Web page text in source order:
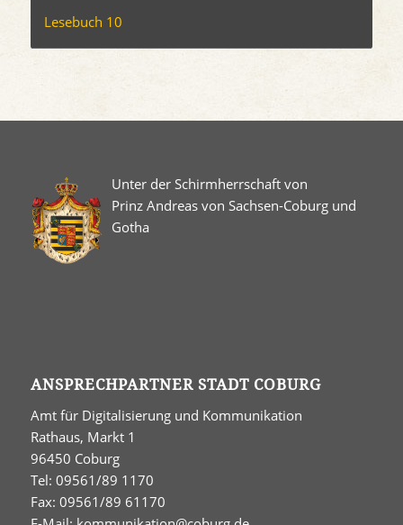
Lesebuch 10
Unter der Schirmherrschaft von
Prinz Andreas von Sachsen-Coburg und
Gotha
ANSPRECHPARTNER STADT COBURG
Amt für Digitalisierung und Kommunikation
Rathaus, Markt 1
96450 Coburg
Tel: 09561/89 1170
Fax: 09561/89 61170